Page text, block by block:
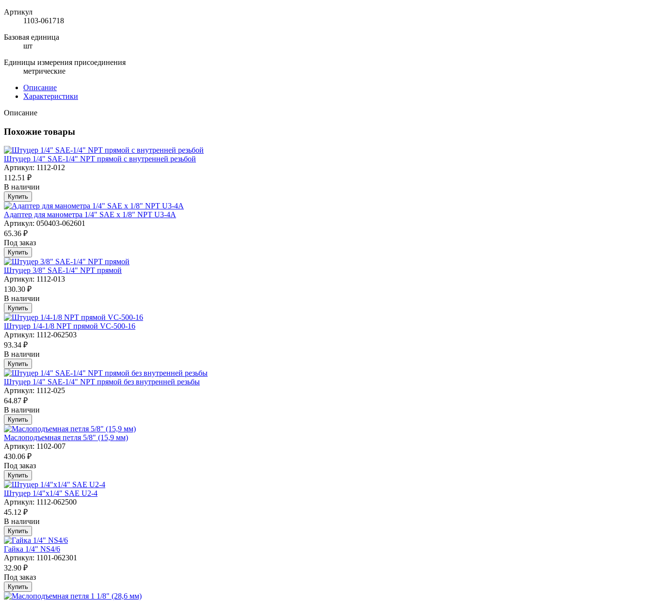
Артикул
1103-061718
Базовая единица
шт
Единицы измерения присоединения
метрические
Описание
Характеристики
Описание
Похожие товары
Штуцер 1/4" SAE-1/4" NPT прямой с внутренней резьбой
Артикул: 1112-012
112.51 ₽
В наличии
Купить
Адаптер для манометра 1/4" SAE x 1/8" NPT U3-4A
Артикул: 050403-062601
65.36 ₽
Под заказ
Купить
Штуцер 3/8" SAE-1/4" NPT прямой
Артикул: 1112-013
130.30 ₽
В наличии
Купить
Штуцер 1/4-1/8 NPT прямой VC-500-16
Артикул: 1112-062503
93.34 ₽
В наличии
Купить
Штуцер 1/4" SAE-1/4" NPT прямой без внутренней резьбы
Артикул: 1112-025
64.87 ₽
В наличии
Купить
Маслоподъемная петля 5/8" (15,9 мм)
Артикул: 1102-007
430.06 ₽
Под заказ
Купить
Штуцер 1/4"х1/4" SAE U2-4
Артикул: 1112-062500
45.12 ₽
В наличии
Купить
Гайка 1/4" NS4/6
Артикул: 1101-062301
32.90 ₽
Под заказ
Купить